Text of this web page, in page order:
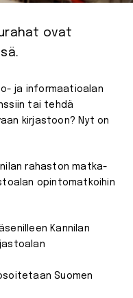
ovat
tai tehdä
kirjastoon? Nyt on
rahaston matka-
opintomatkoihin
Kannilan
Suomen